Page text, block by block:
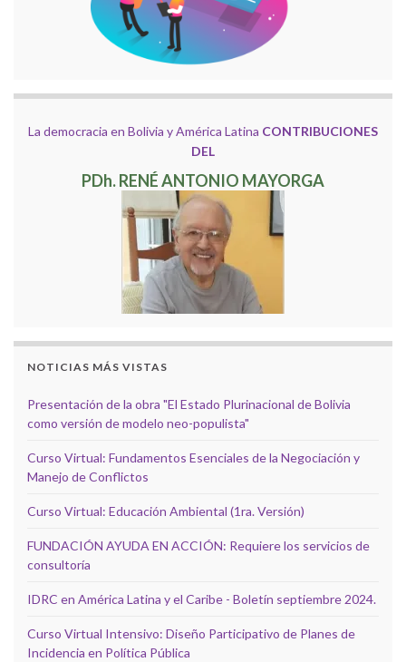
La democracia en Bolivia y América Latina CONTRIBUCIONES
DEL
PDh. RENÉ ANTONIO MAYORGA
NOTICIAS MÁS VISTAS
Presentación de la obra "El Estado Plurinacional de Bolivia
como versión de modelo neo-populista"
Curso Virtual: Fundamentos Esenciales de la Negociación y
Manejo de Conflictos
Curso Virtual: Educación Ambiental (1ra. Versión)
FUNDACIÓN AYUDA EN ACCIÓN: Requiere los servicios de
consultoría
IDRC en América Latina y el Caribe - Boletín septiembre 2024.
Curso Virtual Intensivo: Diseño Participativo de Planes de
Incidencia en Política Pública